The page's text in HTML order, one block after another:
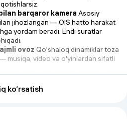
barqaror kamera Asosiy
jihozlangan — OIS hatto harakat
yordam beradi. Endi suratlar
ovoz Qo'shaloq dinamiklar toza
musiqa, video va o'yinlardan sifatli
sachrashlardan qo'rqmaydi
va namlikdan himoyalangan
bilan ham shikastlanishdan
Vt quvvatlash esa uni bir necha
ko‘rsatish